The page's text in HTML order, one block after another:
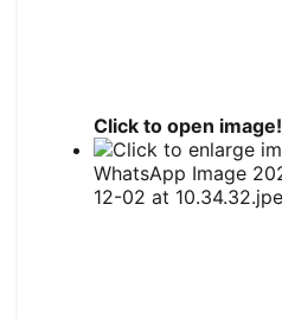
Click to open image!